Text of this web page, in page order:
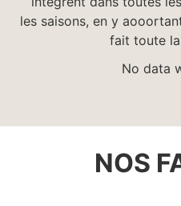
les saisons, en y
fait toute
No data
NOS